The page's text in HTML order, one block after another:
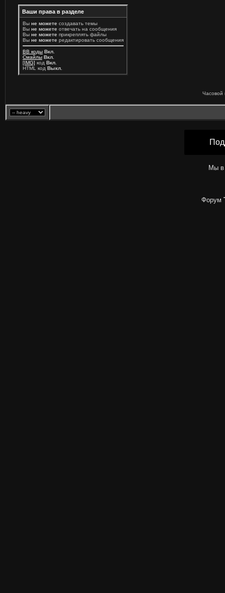
Ваши права в разделе
Вы не можете создавать темы
Вы не можете отвечать на сообщения
Вы не можете прикреплять файлы
Вы не можете редактировать сообщения
BB коды Вкл.
Смайлы Вкл.
[IMG] код Вкл.
HTML код Выкл.
Часовой
Мы в
Форум